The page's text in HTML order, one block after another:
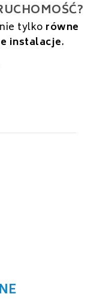
tylko równe
instalacje.